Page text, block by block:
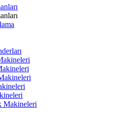
Makineleri